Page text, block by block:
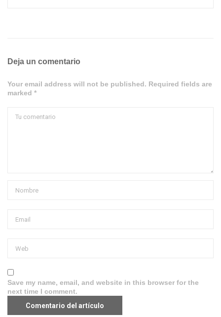
Deja un comentario
Your email address will not be published. Required fields are
marked *
Save my name, email, and website in this browser for the
next time I comment.